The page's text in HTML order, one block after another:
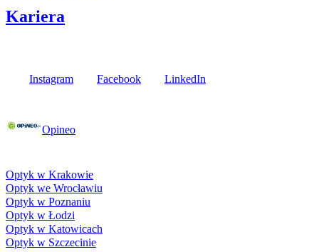
Kariera
Instagram Facebook LinkedIn
Opineo
Optyk w Krakowie
Optyk we Wrocławiu
Optyk w Poznaniu
Optyk w Łodzi
Optyk w Katowicach
Optyk w Szczecinie